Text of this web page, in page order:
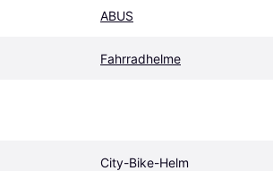
ABUS
Fahrradhelme
City-Bike-Helm